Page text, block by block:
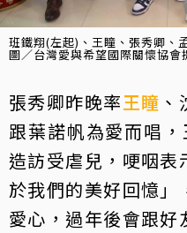
班鐵翔(左起)、王瞳、張秀卿、
圖／台灣愛與希望國際關懷協會
張秀卿昨晚率王瞳 、
跟葉諾帆為愛而唱
造訪受虐兒，哽咽表
於我們的美好回憶」
愛心，過年後會跟好